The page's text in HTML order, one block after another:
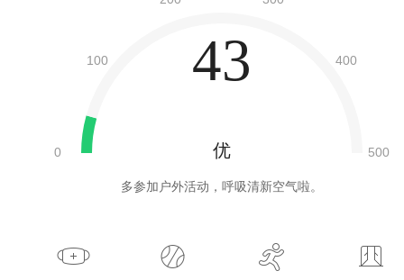
43
优
多参加户外活动，呼吸清新空气啦。